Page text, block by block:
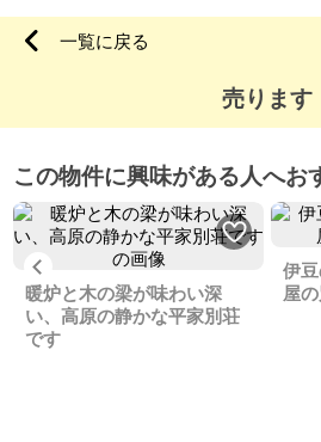
一覧に戻る
売ります
この物件に興味がある人へお
Previous
暖炉と木の梁が味わい深
い、高原の静かな平家別荘
です
伊
屋